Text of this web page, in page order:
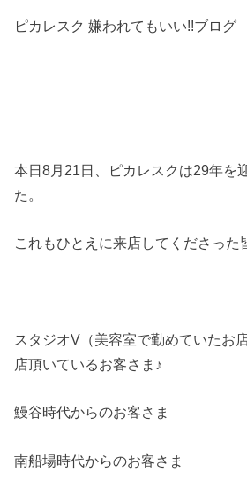
ピカレスク 嫌われてもいい!!ブログ
本日8月21日、ピカレスクは29年を
た。
これもひとえに来店してくださった
スタジオV（美容室で勤めていたお
店頂いているお客さま♪
鰻谷時代からのお客さま
南船場時代からのお客さま